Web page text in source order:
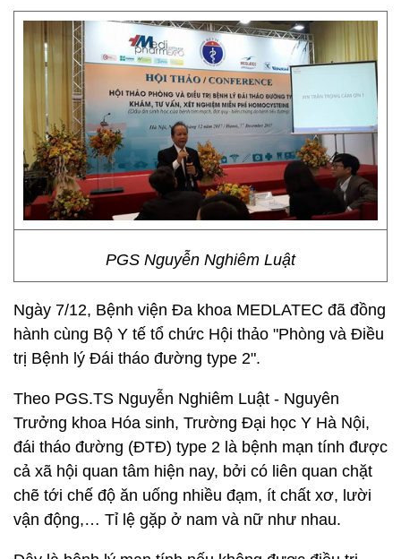
PGS Nguyễn Nghiêm Luật
Ngày 7/12, Bệnh viện Đa khoa MEDLATEC đã đồng
hành cùng Bộ Y tế tổ chức Hội thảo "Phòng và Điều
trị Bệnh lý Đái tháo đường type 2".
Theo PGS.TS Nguyễn Nghiêm Luật - Nguyên
Trưởng khoa Hóa sinh, Trường Đại học Y Hà Nội,
đái tháo đường (ĐTĐ) type 2 là bệnh mạn tính được
cả xã hội quan tâm hiện nay, bởi có liên quan chặt
chẽ tới chế độ ăn uống nhiều đạm, ít chất xơ, lười
vận động,… Tỉ lệ gặp ở nam và nữ như nhau.